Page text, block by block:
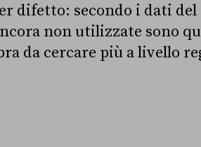
difetto: secondo i dati del
non utilizzate sono
da cercare più a livello